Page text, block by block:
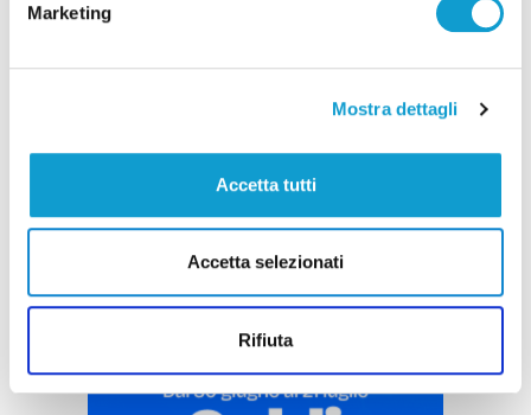
Marketing
Mostra dettagli
Accetta tutti
Accetta selezionati
Rifiuta